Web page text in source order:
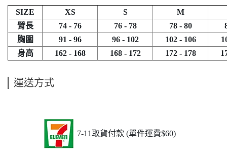
SIZE XS S
M
臂長
74 - 76 76 - 78 78 - 80
胸圍
91 - 96 96 - 102 102 - 106
身高
162 - 168 168 - 172 172 - 178
運送方式
7-11取貨付款 (單件運費$60)